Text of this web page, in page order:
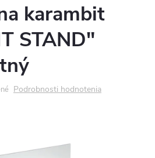
karambit
STAND"
Podrobnosti hodnotenia